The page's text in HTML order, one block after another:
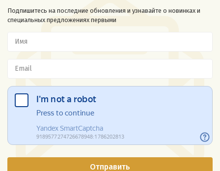
Подпишитесь на последние обновления и узнавайте о новинках и
специальных предложениях первыми